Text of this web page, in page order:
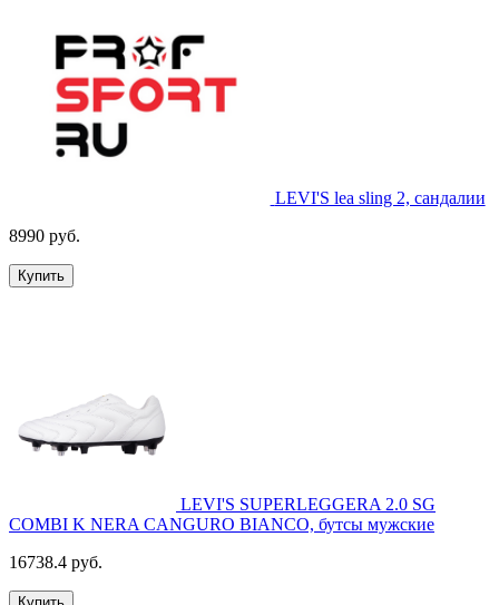
LEVI'S lea sling 2, сандалии
8990 руб.
Купить
LEVI'S SUPERLEGGERA 2.0 SG
COMBI K NERA CANGURO BIANCO, бутсы мужские
16738.4 руб.